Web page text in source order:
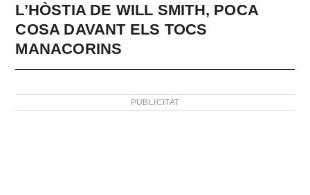
L’HÒSTIA DE WILL SMITH, POCA
COSA DAVANT ELS TOCS
MANACORINS
PUBLICITAT